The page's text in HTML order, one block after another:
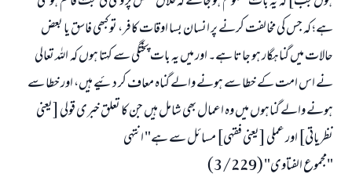
ہے؛ کہ جس کی مخالفت کرنے پر انسان بسا اوقات کافر، تو کبھی فاسق یا بعض
حالات میں گناہگار ہو جاتا ہے۔ اور میں یہ بات پختگی سے کہتا ہوں کہ اللہ تعالی
نے اس امت کے خطا سے ہونے والے گناہ معاف کر دئیے ہیں، اور خطا سے
ہونے والے گناہوں میں وہ اعمال بھی شامل ہیں جن کا تعلق خبری قولی [یعنی
نظریاتی] اور عملی [یعنی فقہی] مسائل سے ہے" انتہی
"مجموع الفتاوى" (3/229)